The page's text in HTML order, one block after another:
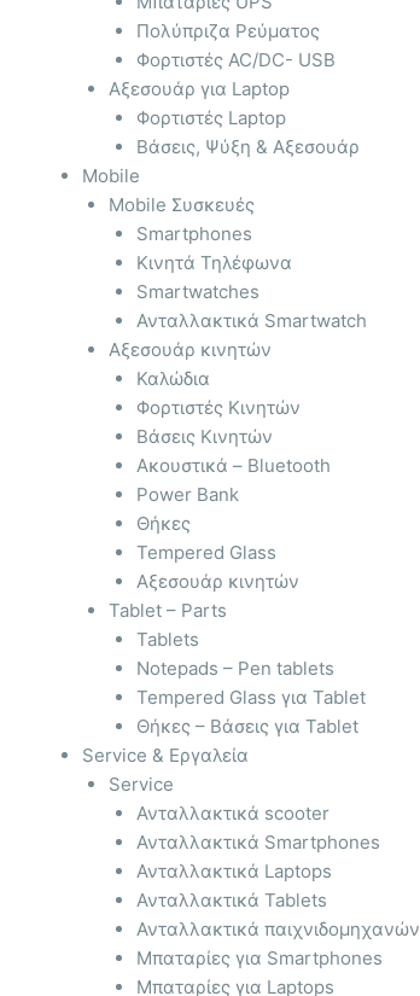
Πολύπριζα Ρεύματος
Φορτιστές AC/DC- USB
Αξεσουάρ για Laptop
Φορτιστές Laptop
Βάσεις, Ψύξη & Αξεσουάρ
Mobile
Mobile Συσκευές
Smartphones
Κινητά Τηλέφωνα
Smartwatches
Ανταλλακτικά Smartwatch
Αξεσουάρ κινητών
Καλώδια
Φορτιστές Κινητών
Βάσεις Κινητών
Ακουστικά – Bluetooth
Power Bank
Θήκες
Tempered Glass
Αξεσουάρ κινητών
Tablet – Parts
Tablets
Notepads – Pen tablets
Tempered Glass για Tablet
Θήκες – Βάσεις για Tablet
Service & Εργαλεία
Service
Ανταλλακτικά scooter
Ανταλλακτικά Smartphones
Ανταλλακτικά Laptops
Ανταλλακτικά Tablets
Ανταλλακτικά παιχνιδομηχανών
Μπαταρίες για Smartphones
Μπαταρίες για Laptops